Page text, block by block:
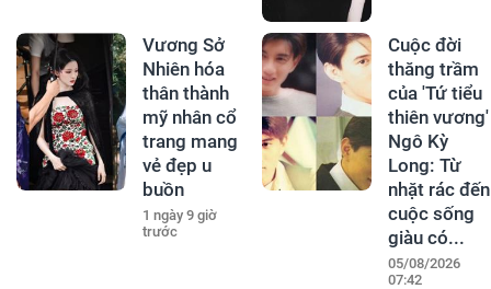
Vương Sở
Nhiên hóa
thân thành
mỹ nhân cổ
trang mang
vẻ đẹp u
buồn
1 ngày 9 giờ
trước
Cuộc đời
thăng trầm
của 'Tứ tiểu
thiên vương'
Ngô Kỳ
Long: Từ
nhặt rác đến
cuộc sống
giàu có...
05/08/2026
07:42